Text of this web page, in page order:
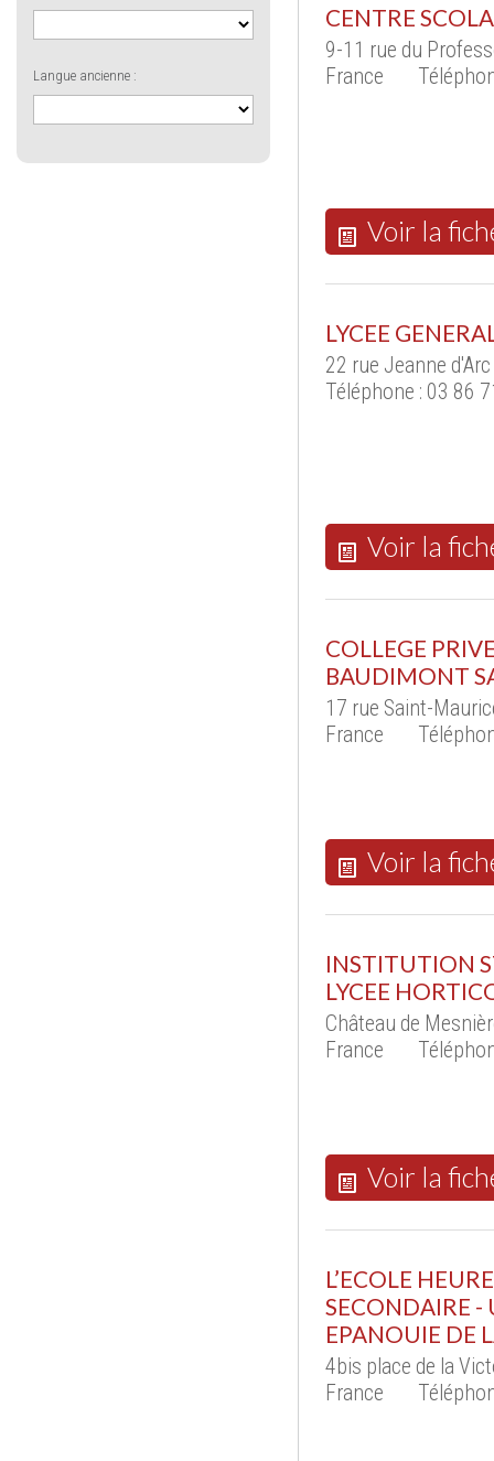
Langue ancienne :
CENTRE
9-11 rue du
France
Voir la
LYCEE
22 rue Jeanne
Téléphone : 03 86
Voir la
COLLEGE
BAUDIMONT
17 rue Saint-
France
Voir la
INSTITUTION
LYCEE
Château de
France
Voir la
L’ECOLE
SECONDAIRE -
EPANOUIE DE
4bis place de la
France